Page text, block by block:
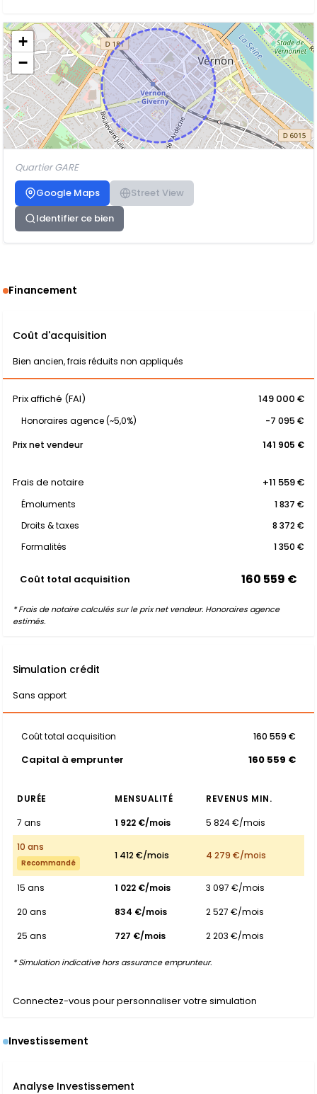
+
−
Quartier GARE
Google Maps
Street View
Identifier ce bien
Financement
Coût d'acquisition
Bien ancien, frais réduits non appliqués
Prix affiché (FAI) 149 000 €
Honoraires agence (~5,0%)
-7 095 €
Prix net vendeur
141 905 €
Frais de notaire +11 559 €
Émoluments
1 837 €
Droits & taxes
8 372 €
Formalités
1 350 €
Coût total acquisition 160 559 €
* Frais de notaire calculés sur le prix net vendeur. Honoraires agence
estimés.
Simulation crédit
Sans apport
Coût total acquisition 160 559 €
Capital à emprunter 160 559 €
DURÉE MENSUALITÉ
REVENUS MIN.
7 ans
1 922 €/mois
5 824 €/mois
10 ans
Recommandé
1 412 €/mois 4 279 €/mois
15 ans 1 022 €/mois
3 097 €/mois
20 ans
834 €/mois
2 527 €/mois
25 ans
727 €/mois 2 203 €/mois
* Simulation indicative hors assurance emprunteur.
Connectez-vous pour personnaliser votre simulation
Investissement
Analyse Investissement